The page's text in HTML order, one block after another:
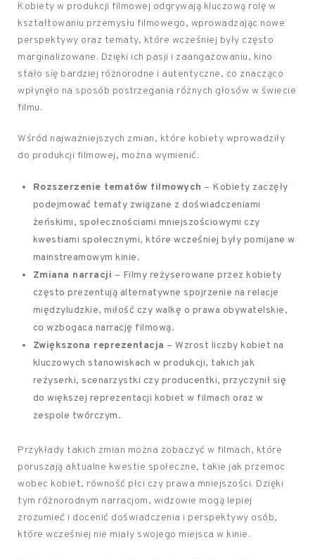
Kobiety w produkcji filmowej odgrywają kluczową rolę w
kształtowaniu przemysłu filmowego, wprowadzając nowe
perspektywy oraz tematy, które wcześniej były często
marginalizowane. Dzięki ich pasji i zaangażowaniu, kino
stało się bardziej różnorodne i autentyczne, co znacząco
wpłynęło na sposób postrzegania różnych głosów w świecie
filmu.
Wśród najważniejszych zmian, które kobiety wprowadziły
do produkcji filmowej, można wymienić:
Rozszerzenie tematów filmowych – Kobiety zaczęły
podejmować tematy związane z doświadczeniami
żeńskimi, społecznościami mniejszościowymi czy
kwestiami społecznymi, które wcześniej były pomijane w
mainstreamowym kinie.
Zmiana narracji – Filmy reżyserowane przez kobiety
często prezentują alternatywne spojrzenie na relacje
międzyludzkie, miłość czy walkę o prawa obywatelskie,
co wzbogaca narrację filmową.
Zwiększona reprezentacja – Wzrost liczby kobiet na
kluczowych stanowiskach w produkcji, takich jak
reżyserki, scenarzystki czy producentki, przyczynił się
do większej reprezentacji kobiet w filmach oraz w
zespole twórczym.
Przykłady takich zmian można zobaczyć w filmach, które
poruszają aktualne kwestie społeczne, takie jak przemoc
wobec kobiet, równość płci czy prawa mniejszości. Dzięki
tym różnorodnym narracjom, widzowie mogą lepiej
zrozumieć i docenić doświadczenia i perspektywy osób,
które wcześniej nie miały swojego miejsca w kinie.